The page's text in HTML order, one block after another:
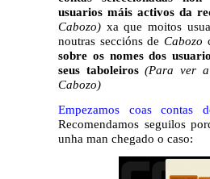
usuarios máis activos da
Cabozo) xa que moitos
noutras seccións de Cabozo
sobre os nomes dos
seus taboleiros (Para ver
Cabozo)
Empezamos coas contas
Recomendamos seguilos
unha man chegado o caso: